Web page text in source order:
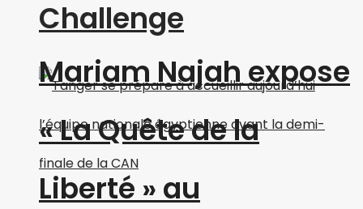
Challenge
Mariam Najah expose
« La Quête de la
Liberté » au